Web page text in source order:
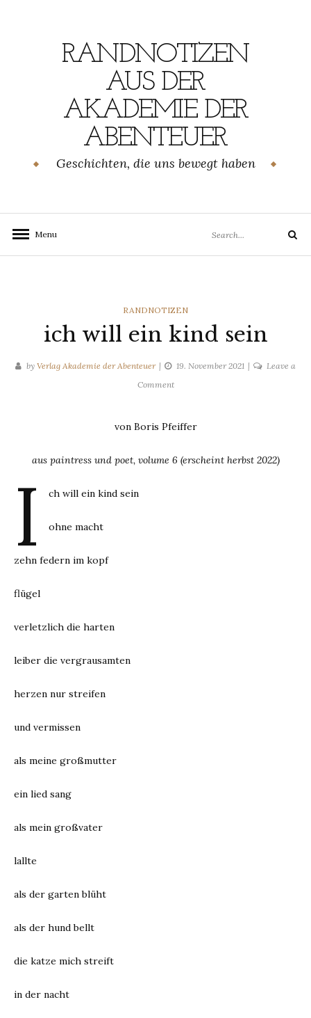
RANDNOTIZEN
AUS DER
AKADEMIE DER
ABENTEUER
Geschichten, die uns bewegt haben
Menu
for:
Search
CATEGORIES
RANDNOTIZEN
ich will ein kind sein
by Verlag Akademie der Abenteuer 19. November 2021
Leave a
Commenton
ein
sein
von Boris Pfeiffer
aus paintress und poet, volume 6 (erscheint herbst 2022)
i ch will ein kind sein
ohne macht
zehn federn im kopf
flügel
verletzlich die harten
leiber die vergrausamten
herzen nur streifen
und vermissen
als meine großmutter
ein lied sang
als mein großvater
lallte
als der garten blüht
als der hund bellt
die katze mich streift
in der nacht